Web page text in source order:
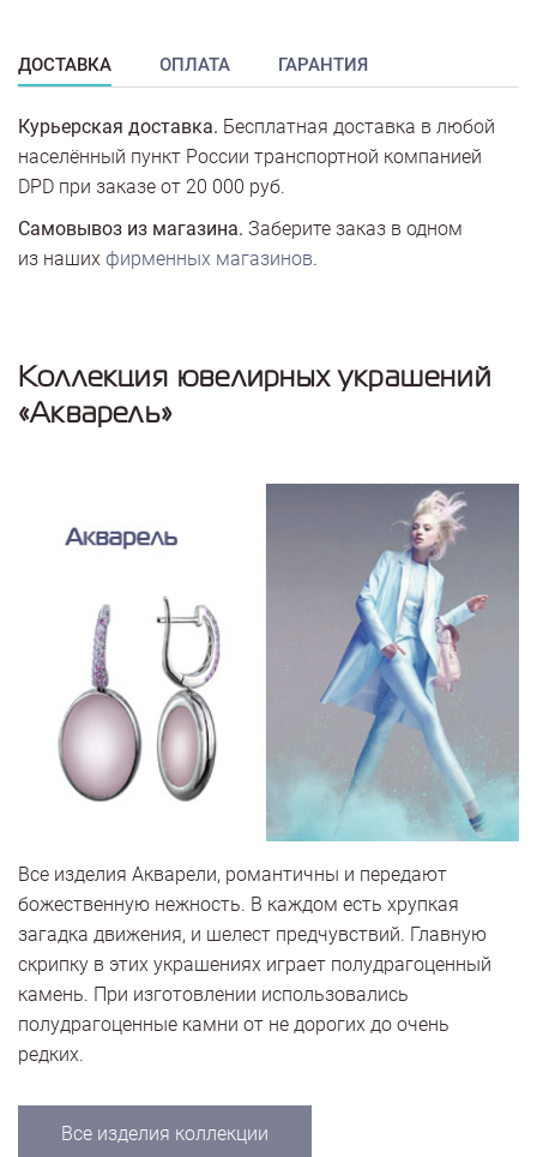
ДОСТАВКА ОПЛАТА ГАРАНТИЯ
Курьерская доставка. Бесплатная доставка в любой
населённый пункт России транспортной компанией
DPD при заказе от 20 000 руб.
Самовывоз из магазина. Заберите заказ в одном
из наших фирменных магазинов.
Коллекция ювелирных украшений
«Акварель»
Все изделия Акварели, романтичны и передают
божественную нежность. В каждом есть хрупкая
загадка движения, и шелест предчувствий. Главную
скрипку в этих украшениях играет полудрагоценный
камень. При изготовлении использовались
полудрагоценные камни от не дорогих до очень
редких.
Все изделия коллекции